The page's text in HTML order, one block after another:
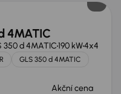
4MATIC
350 d 4MATIC190 kW4x4
GLS 350 d 4MATIC
Akční cena